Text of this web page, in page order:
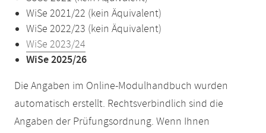
WiSe 2021/22 (kein Äquivalent)
WiSe 2022/23 (kein Äquivalent)
WiSe 2023/24
WiSe 2025/26
Die Angaben im Online-Modulhandbuch wurden
automatisch erstellt. Rechtsverbindlich sind die
Angaben der Prüfungsordnung. Wenn Ihnen